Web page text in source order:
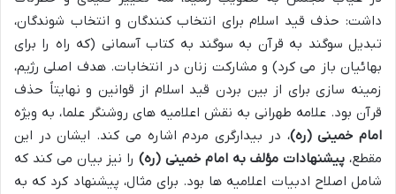
داشت: حذف قید اسلام برای انتخاب کنندگان و انتخاب شوندگان،
تبدیل سوگند به قرآن به سوگند به کتاب آسمانی (که راه را برای
بهائیان باز می کرد) و مشارکت زنان در انتخابات. هدف اصلی رژیم،
زمینه سازی برای از بین بردن قید اسلام از قوانین و نهایتاً حذف
قرآن بود. علامه طهرانی به نقش اعلامیه های روشنگر علما، به ویژه
امام خمینی (ره)، در بیدارگری مردم اشاره می کند. ایشان در این
مقطع، پیشنهادات مؤلف به امام خمینی (ره) را نیز بیان می کند که
شامل اصلاح ادبیات اعلامیه ها بود. برای مثال، پیشنهاد کرد که به